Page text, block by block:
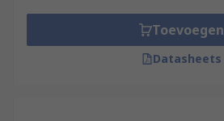
Toevoegen
Datasheets